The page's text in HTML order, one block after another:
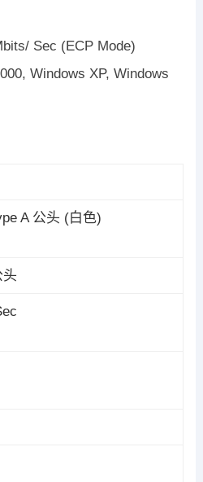
Sec (ECP Mode)
Windows XP, Windows
A 公头 (白色)
头